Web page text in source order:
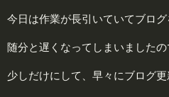
今日は作業が長引いていてブロ
随分と遅くなってしまいました
少しだけにして、早々にブログ更